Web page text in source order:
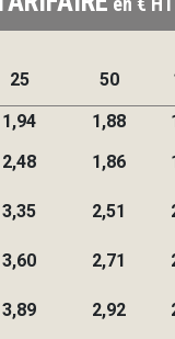
25 50
1,94 1,88
2,48 1,86
3,35 2,51
3,60 2,71
3,89 2,92